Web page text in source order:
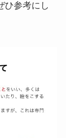
ひ参考にし